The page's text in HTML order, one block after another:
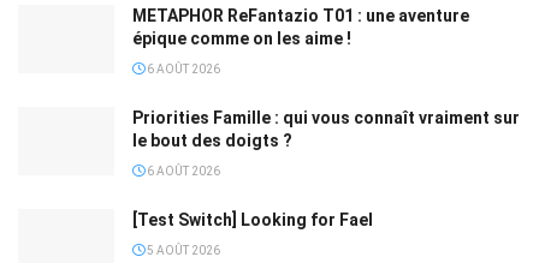
METAPHOR ReFantazio T01 : une aventure
épique comme on les aime !
6 AOÛT 2026
Priorities Famille : qui vous connaît vraiment sur
le bout des doigts ?
6 AOÛT 2026
[Test Switch] Looking for Fael
5 AOÛT 2026